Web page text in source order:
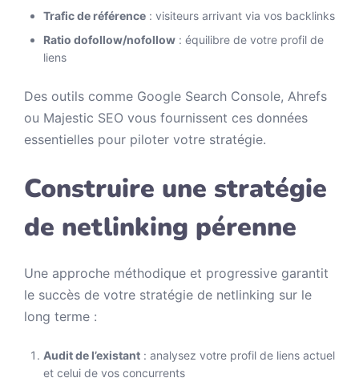
Trafic de référence : visiteurs arrivant via vos backlinks
Ratio dofollow/nofollow : équilibre de votre profil de
liens
Des outils comme Google Search Console, Ahrefs
ou Majestic SEO vous fournissent ces données
essentielles pour piloter votre stratégie.
Construire une stratégie
de netlinking pérenne
Une approche méthodique et progressive garantit
le succès de votre stratégie de netlinking sur le
long terme :
Audit de l’existant : analysez votre profil de liens actuel
et celui de vos concurrents